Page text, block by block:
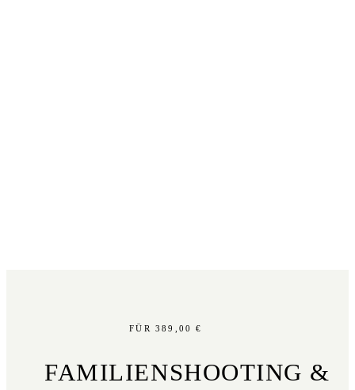
FÜR 389,00 €
FAMILIENSHOOTING &